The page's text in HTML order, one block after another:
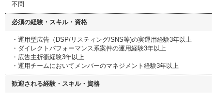
不問
必須の経験・スキル・資格
・運用型広告（DSP/リスティング/SNS等)の実運用経験3年以上
・ダイレクトパフォーマンス系案件の運用経験3年以上
・広告主折衝経験3年以上
・運用チームにおいてメンバーのマネジメント経験3年以上
歓迎される経験・スキル・資格